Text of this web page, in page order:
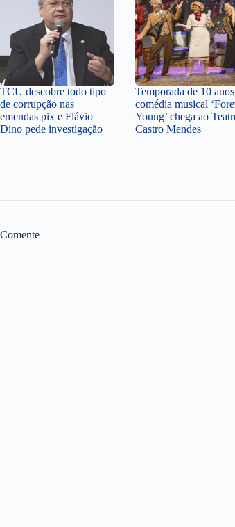
TCU descobre todo tipo
de corrupção nas
emendas pix e Flávio
Dino pede investigação
Temporada de 10
comédia musical
Young’ chega ao
Castro Mendes
Comente